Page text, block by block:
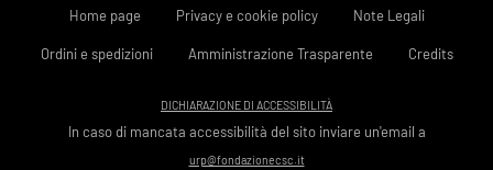
Home page Privacy e cookie policy Note Legali
Ordini e spedizioni Amministrazione Trasparente Credits
DICHIARAZIONE DI ACCESSIBILITÀ
In caso di mancata accessibilità del sito inviare un'email a
urp@fondazionecsc.it